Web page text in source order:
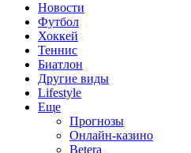
Новости
Футбол
Хоккей
Теннис
Биатлон
Другие виды
Lifestyle
Еще
Прогнозы
Онлайн-казино
Betera